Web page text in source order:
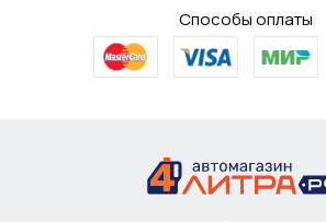
Способы оплаты